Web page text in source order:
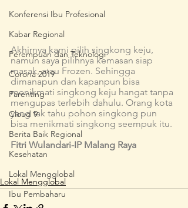
Konferensi Ibu Profesional
Kabar Regional
Perempuan dan Teknologi
Corona 2019
Parenting
Cloud 9
Berita Baik Regional
Kesehatan
Lokal Mengglobal
Ibu Pembaharu
Akhirnya kami pilih singkong keju,
namun saya pilihnya kemasan siap
masak, atau Frozen. Sehingga
dimanapun dan kapanpun bisa
menikmati singkong keju hangat tanpa
mengupas terlebih dahulu. Orang kota
yang tak tahu pohon singkong pun
bisa menikmati singkong seempuk itu.
Fitri Wulandari-IP Malang Raya
Lokal Mengglobal